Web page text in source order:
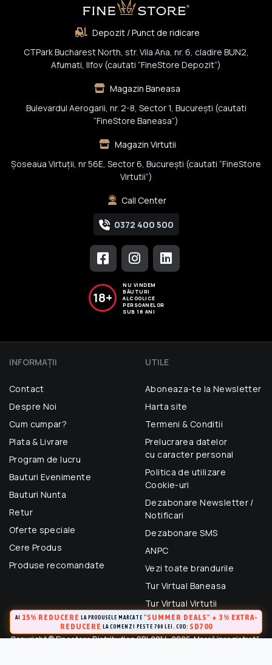
Depozit / Punct de ridicare
CTPark Bucharest North, str. Vila Ana, nr. 6, cladire BUN2,
Afumati, Ilfov (cautati “FineStore Depozit”)
Magazin Baneasa
Bulevardul Aerogarii, nr. 2-8, Sector 1, Bucureşti (cautati
“FineStore Baneasa”)
Magazin Virtutii
Șoseaua Virtuții, nr 56E, Sector 6, București (cautati “FineStore
Virtutii”)
Call Center
0372 400 500
18+
NU VINDEM
BĂUTURI
ALCOOLICE
PERSOANELOR
SUB 18 ANI
INFORMAŢII
Contact
Despre Noi
Cum cumpar?
Plata & Livrare
Program de lucru
Bauturi Evenimente
Bauturi Nunta
Retur
Oferte speciale
Cere Produs
Produse recomandate
UTILE
Aboneaza-te la Newsletter
Harta site
Termeni & Conditii
Prelucrarea datelor
cu caracter personal
Politica de utilizare
Cookie-uri
Dezabonare Newsletter /
Notificari
Dezabonare SMS
ANPC
Vezi toate brandurile
Tur Virtual Baneasa
Tur Virtual Virtutii
Copyright © Finestore Distribution SRL 2014-2026. Marcă inregistrată.
AI 15% REDUCERE LA PRODUSELE MARCATE "SUMMER DEALS" + 3% EXTRA-
REDUCERE LA COMENZI PESTE 700 LEI. COD: SD700